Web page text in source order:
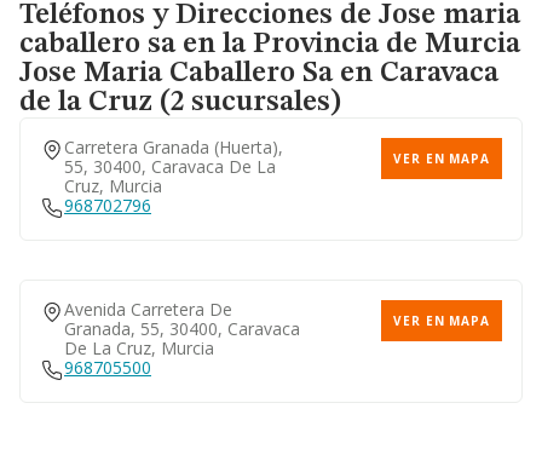
Teléfonos y Direcciones de Jose maria
caballero sa en la Provincia de Murcia
Jose Maria Caballero Saen Caravaca
de la Cruz (2 sucursales)
Carretera Granada (huerta),
55, 30400, Caravaca De La
Cruz, Murcia
VER EN MAPA
968702796
Avenida Carretera De
Granada, 55, 30400, Caravaca
De La Cruz, Murcia
VER EN MAPA
968705500